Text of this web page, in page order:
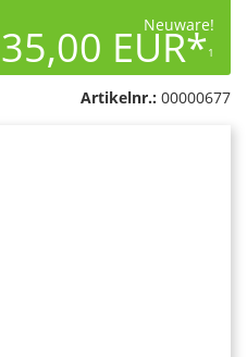
Neuware!
35,00 EUR*1
Artikelnr.: 00000677